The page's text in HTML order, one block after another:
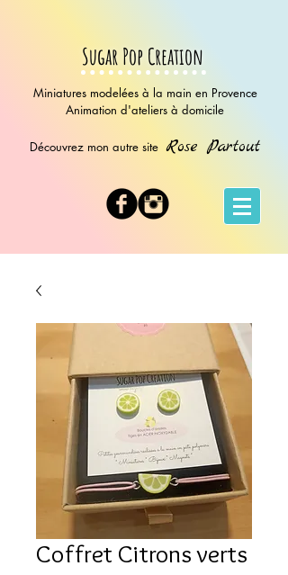
Sugar Pop Creation
Miniatures modelées à la main en Provence
Animation d'ateliers à domicile
Découvrez mon autre site Rose Partout
Coffret Citrons verts